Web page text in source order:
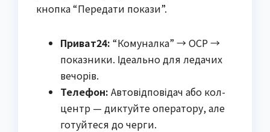
кнопка “Передати покази”.
Приват24: “Комуналка” → ОСР →
показники. Ідеально для ледачих
вечорів.
Телефон: Автовідповідач або кол-
центр — диктуйте оператору, але
готуйтеся до черги.